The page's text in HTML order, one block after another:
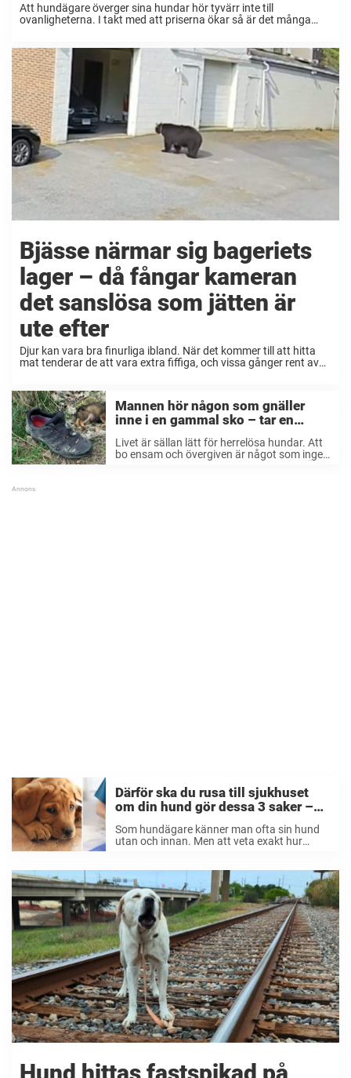
Att hundägare överger sina hundar hör tyvärr inte till
ovanligheterna. I takt med att priserna ökar så är det många
Bjässe närmar sig bageriets
lager – då fångar kameran
det sanslösa som jätten är
ute efter
Djur kan vara bra finurliga ibland. När det kommer till att hitta
mat tenderar de att vara extra fiffiga, och vissa gånger rent av
Mannen hör någon som gnäller
inne i en gammal sko – tar en
Livet är sällan lätt för herrelösa hundar. Att
bo ensam och övergiven är något som ingen
Därför ska du rusa till sjukhuset
om din hund gör dessa 3 saker –
ha koll på
Som hundägare känner man ofta sin hund
utan och innan. Men att veta exakt hur
ska hålla koll på. ...